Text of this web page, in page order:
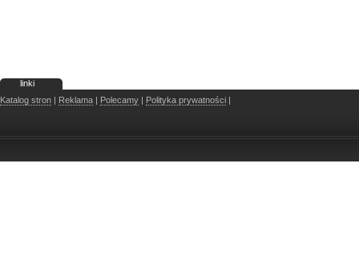
linki
Katalog stron | Reklama | Polecamy | Polityka prywatności |